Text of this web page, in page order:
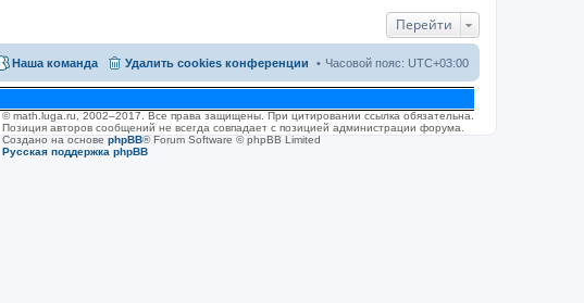
Перейти
Часовой пояс: UTC+03:00
Удалить cookies конференции
Наша команда
© math.luga.ru, 2002–2017. Все права защищены. При цитировании ссылка обязательна.
Позиция авторов сообщений не всегда совпадает с позицией администрации форума.
Создано на основе phpBB® Forum Software © phpBB Limited
Русская поддержка phpBB